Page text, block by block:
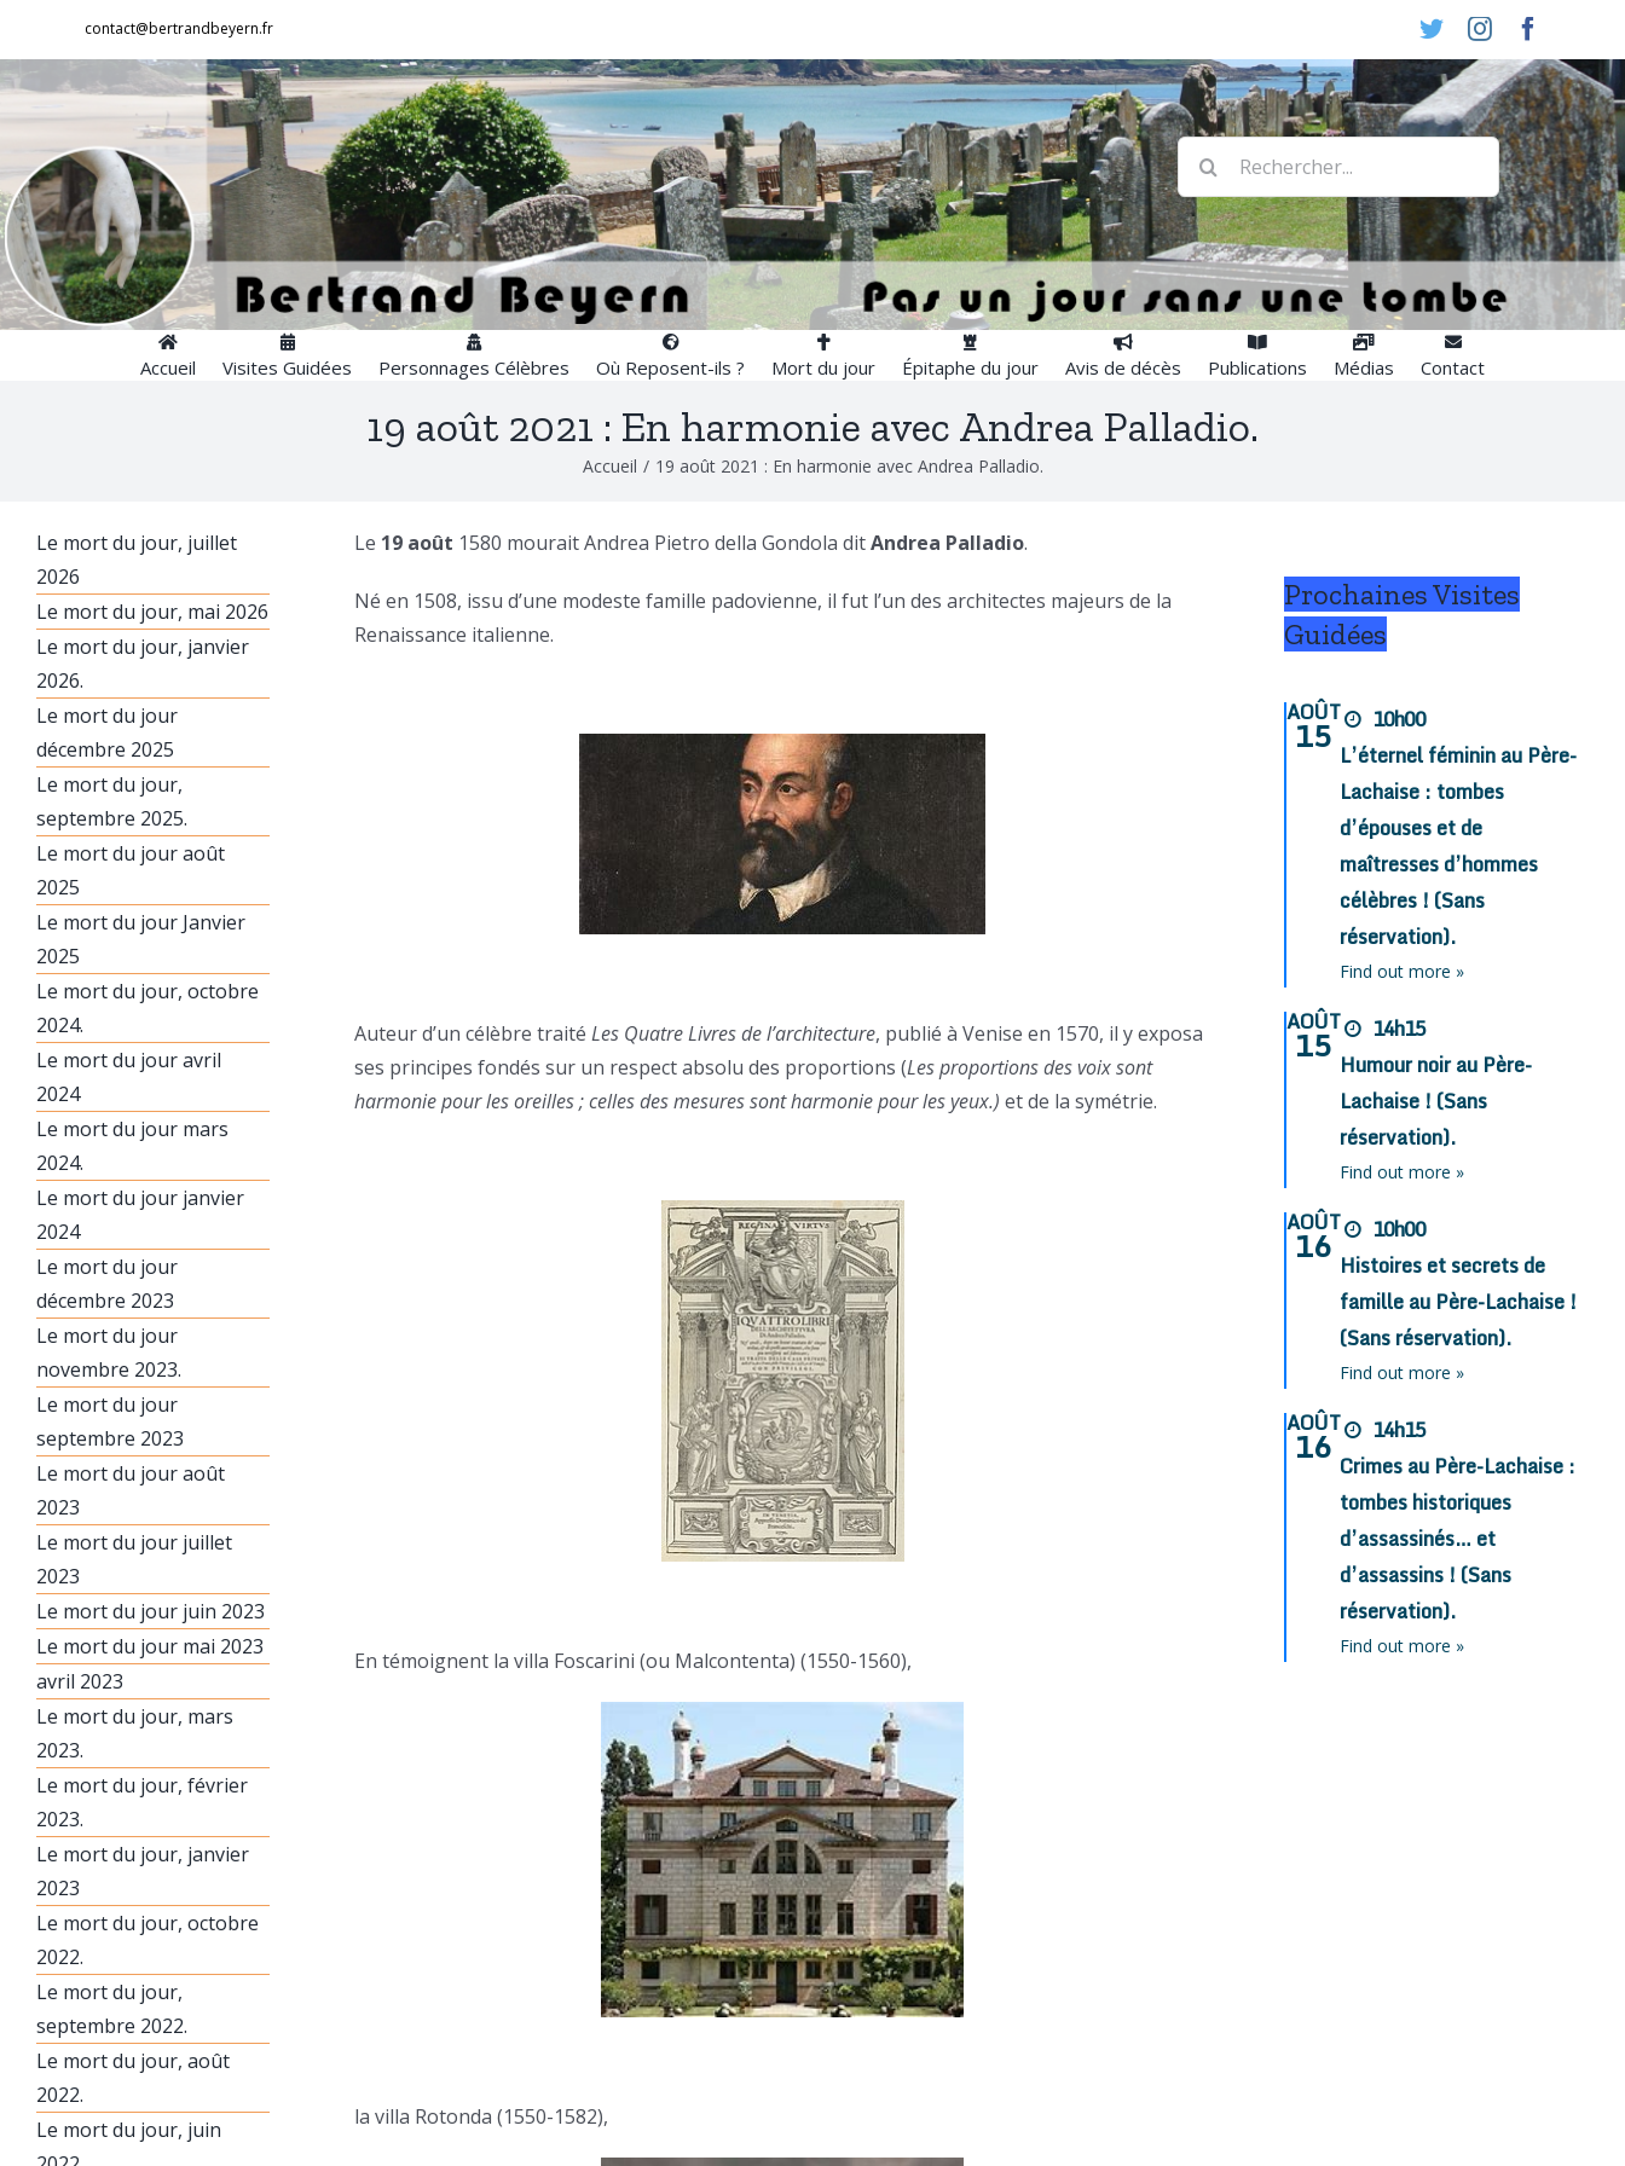
contenu
contact@bertrandbeyern.fr TwitterInstagram
Rechercher:
Accueil Visites Guidées Personnages Célèbres Où Reposent-ils ? Mort du jour Épitaphe du jour Avis de décès Publications Médias Contact
19 août 2021 : En harmonie avec Andrea Palladio.
Accueil / 19 août 2021 : En harmonie avec Andrea Palladio.
Le 19 août 1580 mourait Andrea Pietro della Gondola ditAndrea Palladio.
Né en 1508, issu d’une modeste famille padovienne, il fut l’un des architectes majeurs de la
Renaissance italienne.
Auteur d’un célèbre traité Les Quatre Livres de l’architecture, publié à Venise en 1570, il y exposa
ses principes fondés sur un respect absolu des proportions (Les proportions des voix sont
harmonie pour les oreilles ; celles des mesures sont harmonie pour les yeux.) et de la symétrie.
En témoignent la villa Foscarini (ou Malcontenta) (1550-1560),
la villa Rotonda (1550-1582),
Le mort du jour, juillet
2026
Le mort du jour, mai 2026
Le mort du jour, janvier
2026.
Le mort du jour
décembre 2025
Le mort du jour,
septembre 2025.
Le mort du jour août
2025
Le mort du jour Janvier
2025
Le mort du jour, octobre
2024.
Le mort du jour avril
2024
Le mort du jour mars
2024.
Le mort du jour janvier
2024
Le mort du jour
décembre 2023
Le mort du jour
novembre 2023.
Le mort du jour
septembre 2023
Le mort du jour août
2023
Le mort du jour juillet
2023
Le mort du jour juin 2023
Le mort du jour mai 2023
avril 2023
Le mort du jour, mars
2023.
Le mort du jour, février
2023.
Le mort du jour, janvier
2023
Le mort du jour, octobre
2022.
Le mort du jour,
septembre 2022.
Le mort du jour, août
2022.
Le mort du jour, juin
Prochaines Visites
Guidées
AOÛT
15
10h00
L’éternel féminin au Père-
Lachaise : tombes
d’épouses et de
maîtresses d’hommes
célèbres ! (Sans
réservation).
Find out more »
AOÛT
15
14h15
Humour noir au Père-
Lachaise ! (Sans
réservation).
Find out more »
AOÛT
16
10h00
Histoires et secrets de
famille au Père-Lachaise !
(Sans réservation).
Find out more »
AOÛT
16
14h15
Crimes au Père-Lachaise :
tombes historiques
d’assassinés… et
d’assassins ! (Sans
réservation).
Find out more »